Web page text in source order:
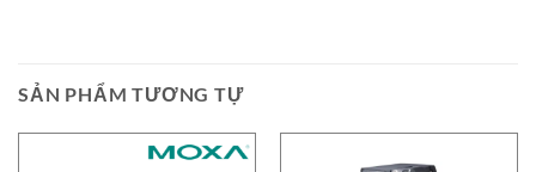
SẢN PHẨM TƯƠNG TỰ